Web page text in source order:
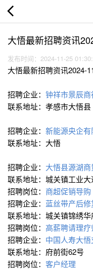
大悟最新招聘资讯
发布时间：2024-11-25
大悟最新招聘资讯2024-
招聘企业： 钟祥市景辰商
联系地址：孝感市大悟县
招聘企业： 新能源央企有
联系地址：大悟
招聘企业： 大悟县源湖商
联系地址：城关镇工业大
招聘岗位： 商超促销导购
招聘企业： 蓝丝带产后
联系地址：城关镇锦绣
招聘岗位： 高薪聘请理疗
招聘企业： 中国人寿大悟
联系地址：府前街62号
招聘岗位： 客户经理